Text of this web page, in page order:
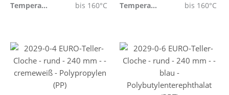
Temperaturbeständig
bis 160°C
Temperaturbeständig
bis 160°C